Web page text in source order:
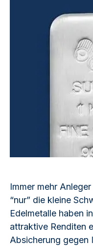
Immer mehr
“nur” die kleine
Edelmetalle haben
attraktive Renditen
Absicherung gegen